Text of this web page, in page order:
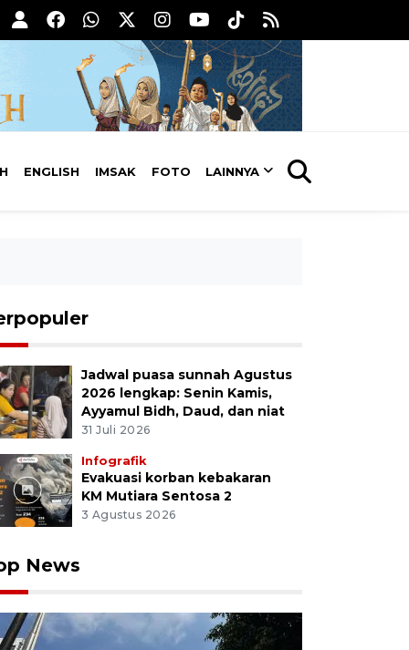
ENGLISH IMSAK FOTO LAINNYA
Jadwal puasa sunnah Agustus
2026 lengkap: Senin Kamis,
Ayyamul Bidh, Daud, dan niat
31 Juli 2026
Infografik
Evakuasi korban kebakaran
KM Mutiara Sentosa 2
3 Agustus 2026
News